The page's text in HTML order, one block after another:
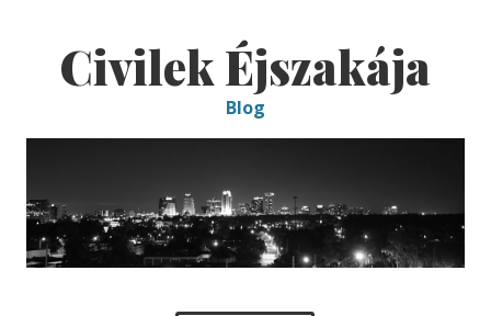
contentCivilek Éjszakája
Blog